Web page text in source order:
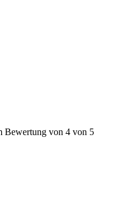
Bewertung von 4 von 5